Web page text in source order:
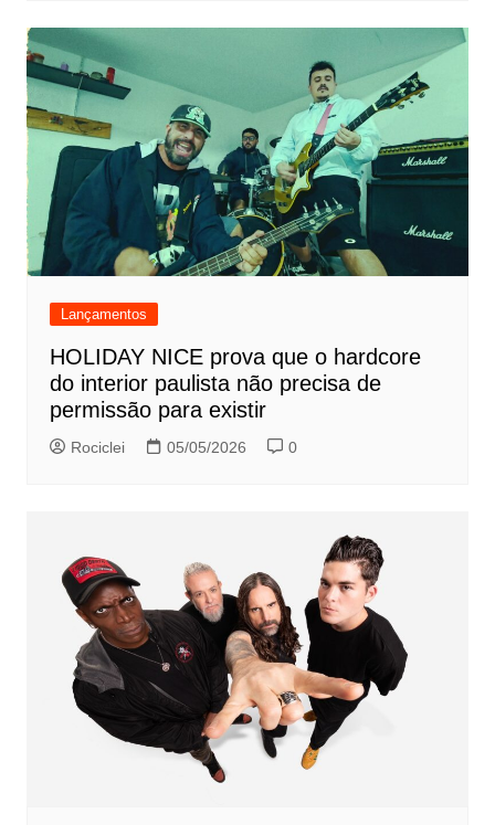
Lançamentos
HOLIDAY NICE prova que o hardcore
do interior paulista não precisa de
permissão para existir
Rociclei 05/05/2026 0